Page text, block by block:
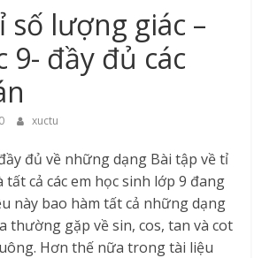
số lượng giác –
9- đầy đủ các
xuctu
đủ về những dạng Bài tập về tỉ
cả các em học sinh lớp 9 đang
này bao hàm tất cả những dạng
thường gặp về sin, cos, tan và cot
Hơn thế nữa trong tài liệu